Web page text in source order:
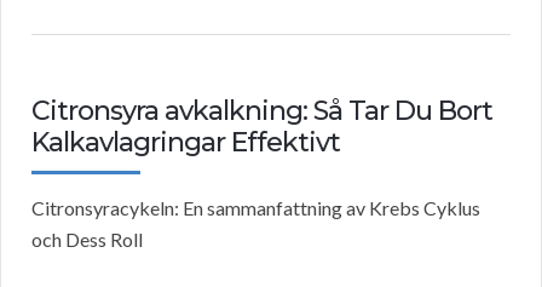
Citronsyra avkalkning: Så Tar Du Bort
Kalkavlagringar Effektivt
Citronsyracykeln: En sammanfattning av Krebs Cyklus
och Dess Roll